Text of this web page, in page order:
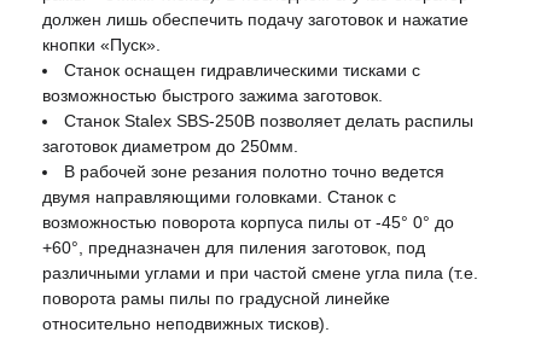
должен лишь обеспечить подачу заготовок и нажатие
кнопки «Пуск».
Станок оснащен гидравлическими тисками с
возможностью быстрого зажима заготовок.
Станок Stalex SBS-250B позволяет делать распилы
заготовок диаметром до 250мм.
В рабочей зоне резания полотно точно ведется
двумя направляющими головками. Станок с
возможностью поворота корпуса пилы от -45° 0° до
+60°, предназначен для пиления заготовок, под
различными углами и при частой смене угла пила (т.е.
поворота рамы пилы по градусной линейке
относительно неподвижных тисков).